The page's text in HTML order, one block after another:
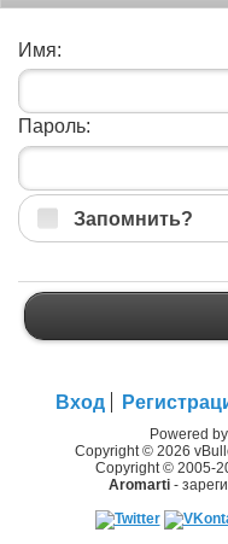
Имя:
Пароль:
Запомнить?
Вход
Powered by
Copyright © 2026
Copyright © 2005-
Aromarti-